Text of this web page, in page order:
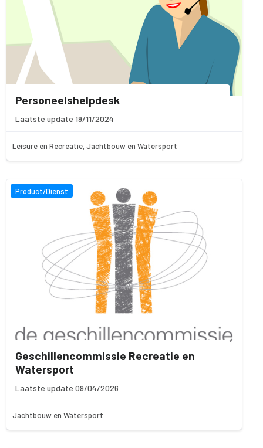
Personeelshelpdesk
Laatste update 19/11/2024
Leisure en Recreatie, Jachtbouw en Watersport
Product/Dienst
Geschillencommissie Recreatie en
Watersport
Laatste update 09/04/2026
Jachtbouw en Watersport